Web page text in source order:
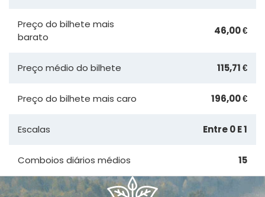
Preço do bilhete mais
barato
46,00 €
Preço médio do bilhete 115,71 €
Preço do bilhete mais caro 196,00 €
Escalas Entre 0 E 1
Comboios diários médios 15